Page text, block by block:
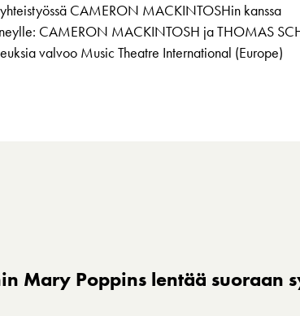
CAMERON MACKINTOSHin kanssa
CAMERON MACKINTOSH ja THOMAS
valvoo Music Theatre International (Europe)
Mary Poppins lentää suoraan